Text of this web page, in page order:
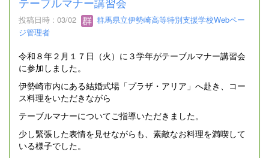
投稿日時 : 03/02
群馬県立伊勢崎高等特別支援学校Webペー
ジ管理者
令和８年２月１７日（火）に３学年がテーブルマナー講習会
に参加しました。
伊勢崎市内にある結婚式場「プラザ・アリア」へ赴き、コー
ス料理をいただきながら
テーブルマナーについてご指導いただきました。
少し緊張した表情を見せながらも、素敵なお料理を満喫して
いる様子でした。